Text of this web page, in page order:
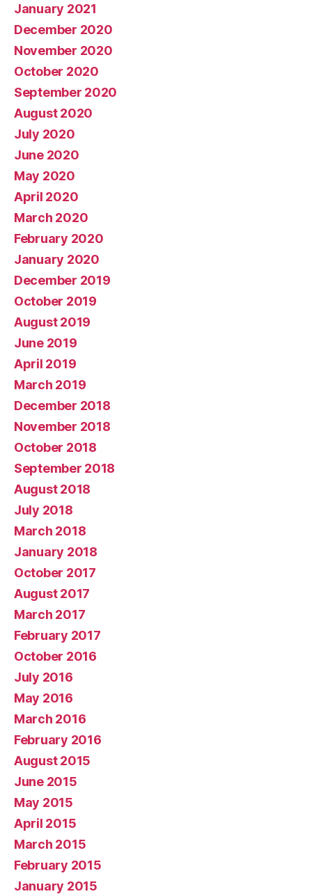
January 2021
December 2020
November 2020
October 2020
September 2020
August 2020
July 2020
June 2020
May 2020
April 2020
March 2020
February 2020
January 2020
December 2019
October 2019
August 2019
June 2019
April 2019
March 2019
December 2018
November 2018
October 2018
September 2018
August 2018
July 2018
March 2018
January 2018
October 2017
August 2017
March 2017
February 2017
October 2016
July 2016
May 2016
March 2016
February 2016
August 2015
June 2015
May 2015
April 2015
March 2015
February 2015
January 2015